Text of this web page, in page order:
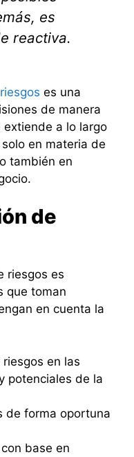
es
reactiva.
es una
de manera
a lo largo
en materia de
también en
de
riesgos es
que toman
en cuenta la
en las
potenciales de la
de forma oportuna
base en